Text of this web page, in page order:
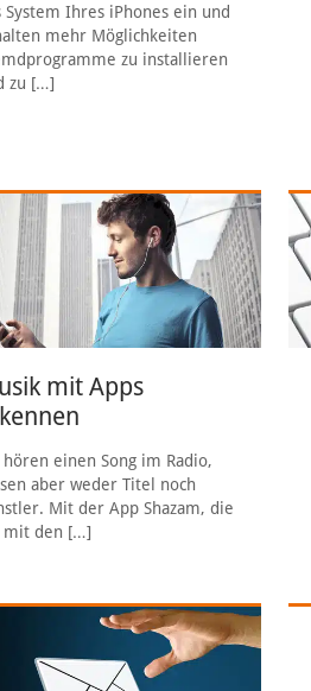
System Ihres iPhones ein und
mehr Möglichkeiten
zu installieren
zu […]
mit Apps
hören einen Song im Radio,
aber weder Titel noch
Mit der App Shazam, die
mit den […]